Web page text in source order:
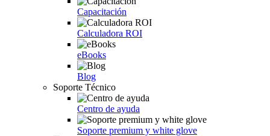
Capacitación
Calculadora ROI
eBooks
Blog
Soporte Técnico
Centro de ayuda
Soporte premium y white glove